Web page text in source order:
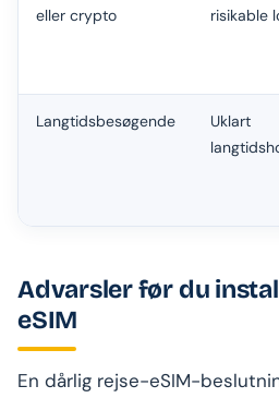
eller crypto
risikable
Langtidsbesøgende
Uklart
Advarsler før du
eSIM
En dårlig rejse-eSIM-